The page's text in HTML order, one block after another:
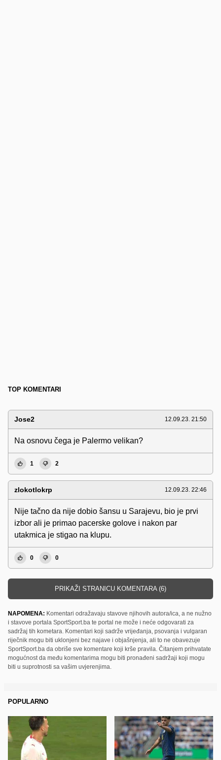
TOP KOMENTARI
Jose2 12.09.23. 21:50
Na osnovu čega je Palermo velikan?
1 2
zlokotlokrp 12.09.23. 22:46
Nije tačno da nije dobio šansu u Sarajevu, bio je prvi
izbor ali je primao pacerske golove i nakon par
utakmica je stigao na klupu.
0 0
PRIKAŽI STRANICU KOMENTARA (6)
NAPOMENA: Komentari odražavaju stavove njihovih autora/ica, a ne nužno
i stavove portala SportSport.ba te portal ne može i neće odgovarati za
sadržaj tih kometara. Komentari koji sadrže vrijeđanja, psovanja i vulgaran
riječnik mogu biti uklonjeni bez najave i objašnjenja, ali to ne obavezuje
SportSport.ba da obriše sve komentare koji krše pravila. Čitanjem prihvatate
mogućnost da među komentarima mogu biti pronađeni sadržaji koji mogu
biti u suprotnosti sa vašim uvjerenjima.
POPULARNO